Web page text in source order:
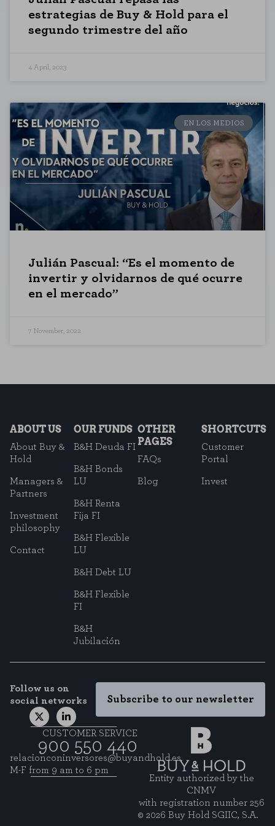
estrategias de Buy & Hold para el
segundo trimestre del año
4 April, 2023
EN LOS MEDIOS
Julián Pascual: “Es el momento de
invertir y olvidarnos de qué ocurre
en el mercado”
7 November, 2022
ABOUT US
About Buy &
Hold
Managers &
Partners
Investment
philosophy
Contact
OUR FUNDS
B&H Deuda FI
B&H Bonds
LU
B&H Renta
Fija FI
B&H Flexible
LU
B&H Debt LU
B&H Flexible
FI
B&H
Jubilación
OTHER
PAGES
FAQs
Blog
SHORTCUTS
Customer
Portal
Invest
Follow us on
social networks
Subscribe to our newsletter
CUSTOMER SERVICE
900 550 440
relacionconinversores@buyandhold.es
M-F from 9 am to 6 pm
Entity authorized by the
CNMV
with registration number 256
© 2026 Buy Hold SGIIC, S.A.